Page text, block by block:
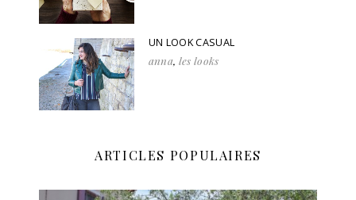
UN LOOK CASUAL
anna, les looks
ARTICLES POPULAIRES